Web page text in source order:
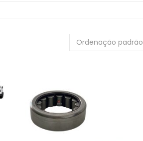
Ordenação padrão